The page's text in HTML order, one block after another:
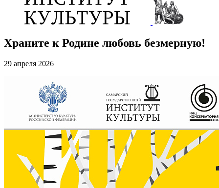
Храните к Родине любовь безмерную!
29 апреля 2026